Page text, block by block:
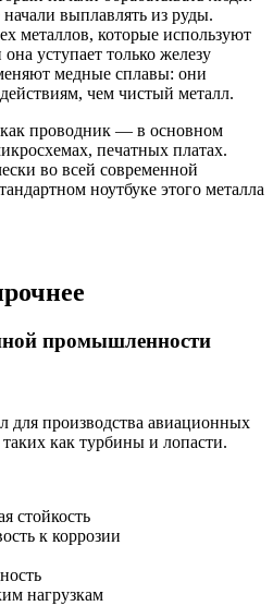
выплавлять из руды.
металлов, которые используют
уступает только железу
медные сплавы: они
чем чистый металл.
проводник — в основном
печатных платах.
во всей современной
ноутбуке этого металла
промышленности
производства авиационных
как турбины и лопасти.
стойкость
к коррозии
нагрузкам